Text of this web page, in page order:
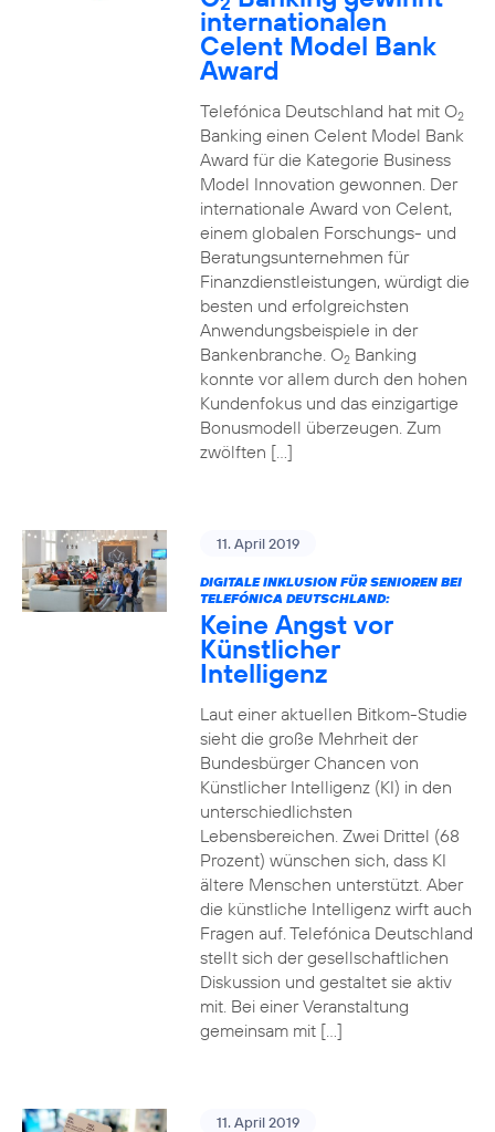
internationalen
Celent Model Bank
Award
Telefónica Deutschland hat mit O2
Banking einen Celent Model Bank
Award für die Kategorie Business
Model Innovation gewonnen. Der
internationale Award von Celent,
einem globalen Forschungs- und
Beratungsunternehmen für
Finanzdienstleistungen, würdigt die
besten und erfolgreichsten
Anwendungsbeispiele in der
Bankenbranche. O2Banking
konnte vor allem durch den hohen
Kundenfokus und das einzigartige
Bonusmodell überzeugen. Zum
zwölften […]
11. April 2019
DIGITALE INKLUSION FÜR SENIOREN BEI
TELEFÓNICA DEUTSCHLAND:
Keine Angst vor
Künstlicher
Intelligenz
Laut einer aktuellen Bitkom-Studie
sieht die große Mehrheit der
Bundesbürger Chancen von
Künstlicher Intelligenz (KI) in den
unterschiedlichsten
Lebensbereichen. Zwei Drittel (68
Prozent) wünschen sich, dass KI
ältere Menschen unterstützt. Aber
die künstliche Intelligenz wirft auch
Fragen auf. Telefónica Deutschland
stellt sich der gesellschaftlichen
Diskussion und gestaltet sie aktiv
mit. Bei einer Veranstaltung
gemeinsam mit […]
11. April 2019